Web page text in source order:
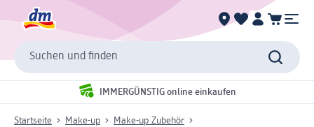
Suchen und finden
IMMERGÜNSTIG online einkaufen
Startseite Make-up
Make-up Zubehör